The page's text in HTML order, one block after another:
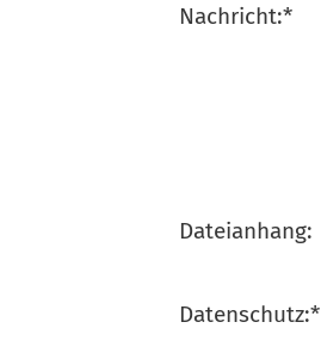
Nachricht:*
Dateianhang:
Datenschutz:*